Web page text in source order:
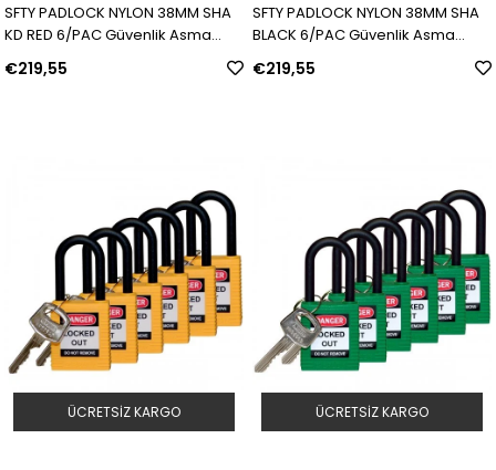
SFTY PADLOCK NYLON 38MM SHA
KD RED 6/PAC Güvenlik Asma
Kilitleri — Naylon Kanca | Model:
813594 | SKU: Y958539
€219,55
SFTY PADLOCK NYLON 38MM SHA
BLACK 6/PAC Güvenlik Asma
Kilitleri — Naylon Kanca | Model:
813595 | SKU: Y958540
€219,55
ÜCRETSIZ KARGO ÜCRETSIZ KARGO